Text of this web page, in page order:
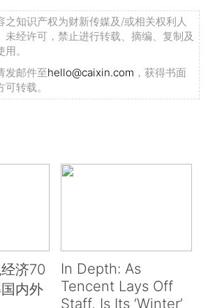
之知识产权为财新传媒及/或相关权利人
未经许可，禁止进行转载、摘编、复制及
。
发邮件至hello@caixin.com ，获得书面
转载。
济70
内外
In Depth: As
Tencent Lays Off
Staff, Is Its ‘Winter’